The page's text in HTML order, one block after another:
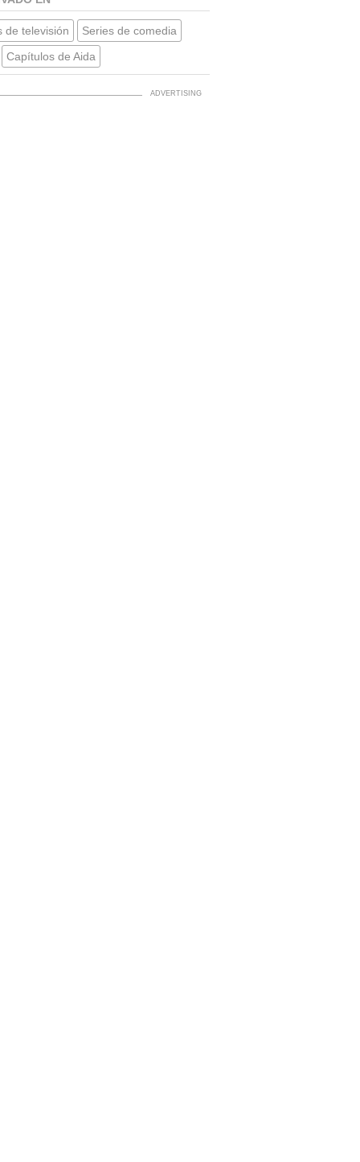
de televisión
Series de comedia
Capítulos de Aida